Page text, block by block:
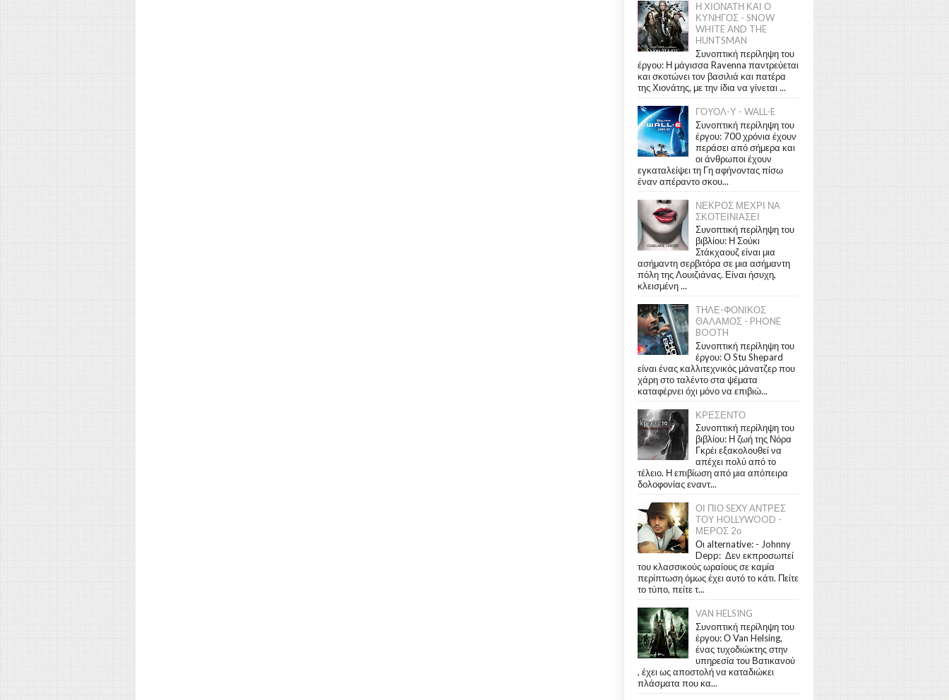
Η ΧΙΟΝΑΤΗ ΚΑΙ Ο
ΚΥΝΗΓΟΣ - SNOW
WHITE AND THE
HUNTSMAN
Συνοπτική περίληψη του
έργου: Η μάγισσα Ravenna παντρεύεται
και σκοτώνει τον βασιλιά και πατέρα
της Χιονάτης, με την ίδια να γίνεται ...
ΓΟΥΟΛ-Υ - WALL-E
Συνοπτική περίληψη του
έργου: 700 χρόνια έχουν
περάσει από σήμερα και
οι άνθρωποι έχουν
εγκαταλείψει τη Γη αφήνοντας πίσω
έναν απέραντο σκου...
ΝΕΚΡΟΣ ΜΕΧΡΙ ΝΑ
ΣΚΟΤΕΙΝΙΑΣΕΙ
Συνοπτική περίληψη του
βιβλίου: Η Σούκι
Στάκχαουζ είναι μια
ασήμαντη σερβιτόρα σε μια ασήμαντη
πόλη της Λουιζιάνας. Είναι ήσυχη,
κλεισμένη ...
ΤΗΛΕ-ΦΟΝΙΚΟΣ
ΘΑΛΑΜΟΣ - PHONE
BOOTH
Συνοπτική περίληψη του
έργου: Ο Stu Shepard
είναι ένας καλλιτεχνικός μάνατζερ που
χάρη στο ταλέντο στα ψέματα
καταφέρνει όχι μόνο να επιβιώ...
ΚΡΕΣΕΝΤΟ
Συνοπτική περίληψη του
βιβλίου: Η ζωή της Νόρα
Γκρέι εξακολουθεί να
απέχει πολύ από το
τέλειο. Η επιβίωση από μια απόπειρα
δολοφονίας εναντ...
ΟΙ ΠΙΟ SEXY ΑΝΤΡΕΣ
ΤΟΥ HOLLYWOOD -
ΜΕΡΟΣ 2ο
Οι alternative: - Johnny
Depp: Δεν εκπροσωπεί
του κλασσικούς ωραίους σε καμία
περίπτωση όμως έχει αυτό το κάτι. Πείτε
το τύπο, πείτε τ...
VAN HELSING
Συνοπτική περίληψη του
έργου: Ο Van Helsing,
ένας τυχοδιώκτης στην
υπηρεσία του Βατικανού
, έχει ως αποστολή να καταδιώκει
πλάσματα που κα...